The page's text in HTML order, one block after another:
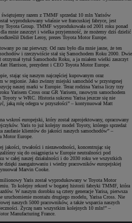
razem z TMMF sprzedaż 10 mln Yarisów
wyprodukowany właśnie we francuskiej fabryce, jest
Toyota Group. TMMF wyprodukowała od 2001 roku ponad
mnie zaszczyt i wielka przyjemność, że możemy dziś dzielić
Didier Leroy, prezes Toyota Motor Europe.
po raz pierwszy. Od razu było dla mnie jasne, że ten
i rzeczywiście stał się Samochodem Roku 2000. Dwie
tytuł Samochodu Roku, a ja miałem wielki zaszczyt
Harrison, prezydent i CEO Toyota Motor Europe.
stając się naszym najczęściej kupowanym oraz
w regionie. Jako zwinny miejski samochód w przystępnej
naszej marki w Europie. Teraz rodzina Yarisa liczy trzy
Yarisem Cross oraz GR Yarisem, rasowym samochodem
w WRC. Historia sukcesu Yarisa jeszcze się nie
jaką rolę odegra w przyszłości” – kontynuował Matt
wskroś europejski, który został zaprojektowany, opracowany
Yaris to już kolejny model Toyoty, którego sprzedaż
zaufanie klientów do jakości naszych samochodów” –
Motor Europe.
jakości, trwałości i niezawodności, koncentrując się
się do osiągnięcia w Europie neutralności pod
w całej naszej działalności i do 2030 roku we wszystkich
dzięki zaangażowaniu i wiedzy pracowników europejskiej
Marvin Cooke.
Yaris został wyprodukowany w Toyota Motor
To kolejny rekord w bogatej historii fabryki TMMF, która
W naszym dorobku są cztery generacje Yarisa, pierwsza
uruchomienie montażu drugiego modelu, Yarisa Cross. Nie
naszych 5000 pracowników, a także wsparcia naszych
Życzę nam wszystkim kolejnych 10 mln!” –
Manufacturing France.